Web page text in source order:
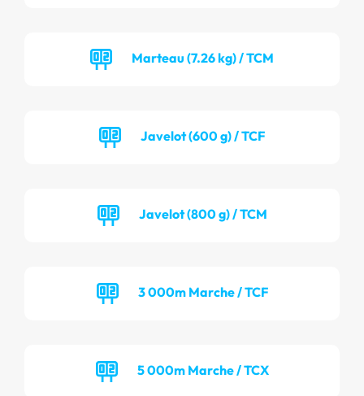
Marteau (7.26 kg) / TCM
Javelot (600 g) / TCF
Javelot (800 g) / TCM
3 000m Marche / TCF
5 000m Marche / TCX